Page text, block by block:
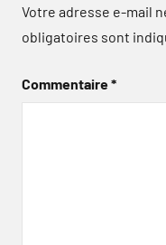
Votre adresse e-mail
obligatoires sont
Commentaire*